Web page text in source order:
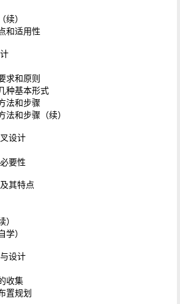
续）
和适用性
求和原则
种基本形式
法和步骤
法和步骤（续）
设计
要性
其特点
）
学）
设计
收集
置规划